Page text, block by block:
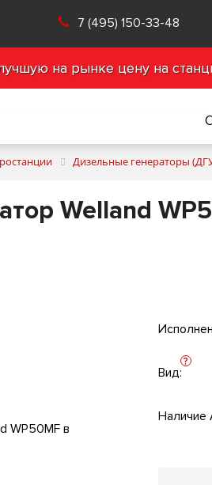
7 (495) 150-33-48
на рынке цену на
Дизельные генераторы
Welland
Вид:
?
Наличие